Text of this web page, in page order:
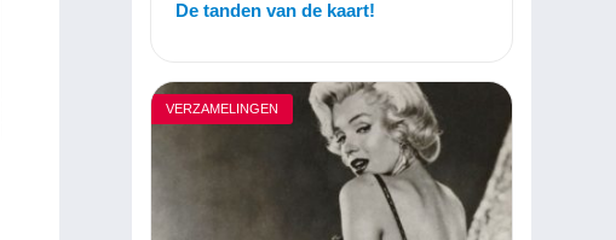
De tanden van de kaart!
VERZAMELINGEN